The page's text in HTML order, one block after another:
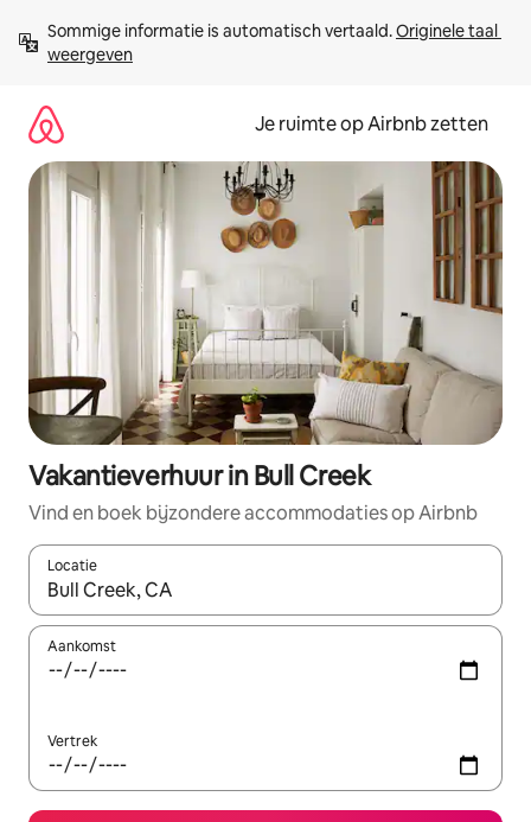
direct
naar
Sommige informatie is automatisch vertaald. Originele taal
weergeven
Je ruimte op Airbnb zetten
Vakantieverhuur in Bull Creek
Vind en boek bijzondere accommodaties op Airbnb
Locatie
Wanneer er suggesties beschikbaar zijn, maak je een keuze
Aankomst
Vertrek